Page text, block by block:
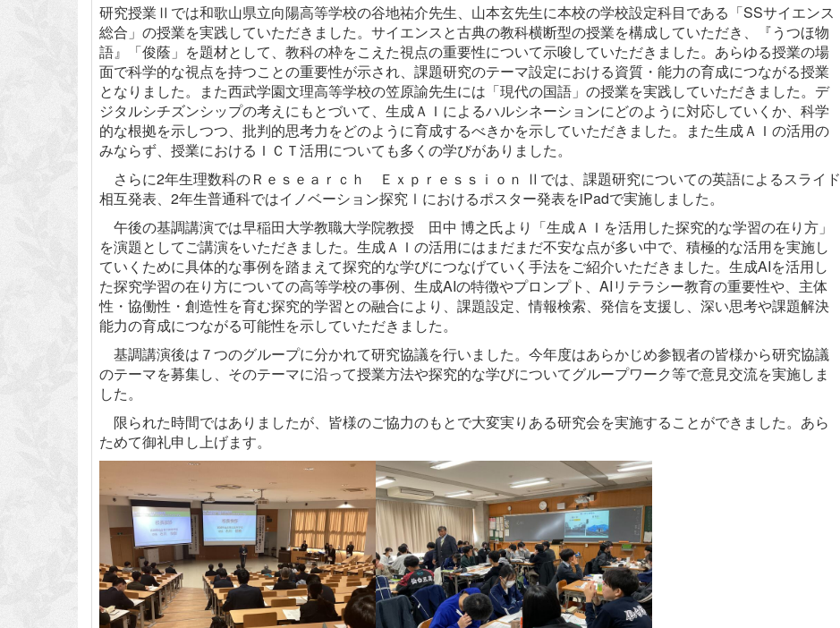
研究授業Ⅱでは和歌山県立向陽高等学校の谷地祐介先生、山本玄先生に本校の学校設定科目である「SSサイエンス
総合」の授業を実践していただきました。サイエンスと古典の教科横断型の授業を構成していただき、『うつほ物
語』「俊蔭」を題材として、教科の枠をこえた視点の重要性について示唆していただきました。あらゆる授業の場
面で科学的な視点を持つことの重要性が示され、課題研究のテーマ設定における資質・能力の育成につながる授業
となりました。また西武学園文理高等学校の笠原諭先生には「現代の国語」の授業を実践していただきました。デ
ジタルシチズンシップの考えにもとづいて、生成ＡＩによるハルシネーションにどのように対応していくか、科学
的な根拠を示しつつ、批判的思考力をどのように育成するべきかを示していただきました。また生成ＡＩの活用の
みならず、授業におけるＩＣＴ活用についても多くの学びがありました。
さらに2年生理数科のＲｅｓｅａｒｃｈ Ｅｘｐｒｅｓｓｉｏｎ Ⅱでは、課題研究についての英語によるスライド
相互発表、2年生普通科ではイノベーション探究Ⅰにおけるポスター発表をiPadで実施しました。
午後の基調講演では早稲田大学教職大学院教授 田中 博之氏より「生成ＡＩを活用した探究的な学習の在り方」
を演題としてご講演をいただきました。生成ＡＩの活用にはまだまだ不安な点が多い中で、積極的な活用を実施し
ていくために具体的な事例を踏まえて探究的な学びにつなげていく手法をご紹介いただきました。生成AIを活用し
た探究学習の在り方についての高等学校の事例、生成AIの特徴やプロンプト、AIリテラシー教育の重要性や、主体
性・協働性・創造性を育む探究的学習との融合により、課題設定、情報検索、発信を支援し、深い思考や課題解決
能力の育成につながる可能性を示していただきました。
基調講演後は７つのグループに分かれて研究協議を行いました。今年度はあらかじめ参観者の皆様から研究協議
のテーマを募集し、そのテーマに沿って授業方法や探究的な学びについてグループワーク等で意見交流を実施しま
した。
限られた時間ではありましたが、皆様のご協力のもとで大変実りある研究会を実施することができました。あら
ためて御礼申し上げます。